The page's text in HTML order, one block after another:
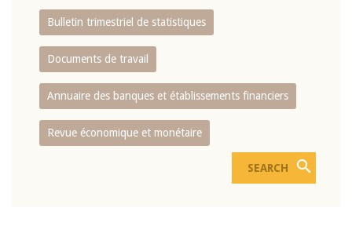
Bulletin trimestriel de statistiques
Documents de travail
Annuaire des banques et établissements financiers
Revue économique et monétaire